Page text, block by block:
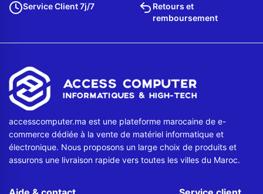
Contactez-nous
Envoyer un message
Service Client 7j/7
Retours et
remboursement
accesscomputer.ma est une plateforme marocaine de e-
commerce dédiée à la vente de matériel informatique et
électronique. Nous proposons un large choix de produits et
assurons une livraison rapide vers toutes les villes du Maroc.